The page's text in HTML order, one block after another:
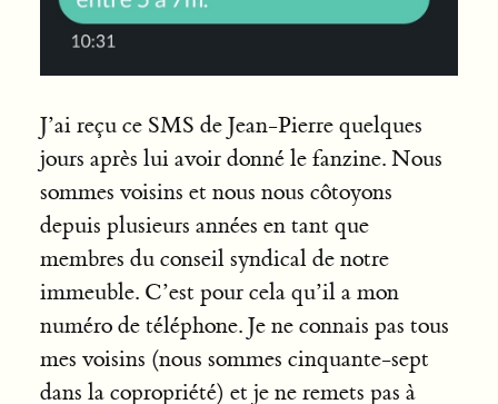
J’ai reçu ce SMS de Jean-Pierre quelques
jours après lui avoir donné le fanzine. Nous
sommes voisins et nous nous côtoyons
depuis plusieurs années en tant que
membres du conseil syndical de notre
immeuble. C’est pour cela qu’il a mon
numéro de téléphone. Je ne connais pas tous
mes voisins (nous sommes cinquante-sept
dans la copropriété) et je ne remets pas à